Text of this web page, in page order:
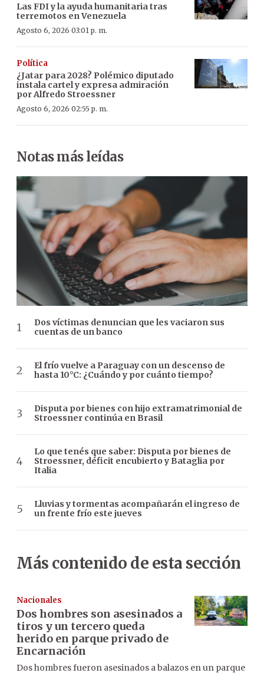
Las FDI y la ayuda humanitaria tras
terremotos en Venezuela
Agosto 6, 2026 03:01 p. m.
Política
¿Jatar para 2028? Polémico diputado
instala cartel y expresa admiración
por Alfredo Stroessner
Agosto 6, 2026 02:55 p. m.
Notas más leídas
Dos víctimas denuncian que les vaciaron sus
cuentas de un banco
El frío vuelve a Paraguay con un descenso de
hasta 10°C: ¿Cuándo y por cuánto tiempo?
Disputa por bienes con hijo extramatrimonial de
Stroessner continúa en Brasil
Lo que tenés que saber: Disputa por bienes de
Stroessner, déficit encubierto y Bataglia por
Italia
Lluvias y tormentas acompañarán el ingreso de
un frente frío este jueves
Más contenido de esta sección
Nacionales
Dos hombres son asesinados a
tiros y un tercero queda
herido en parque privado de
Encarnación
Dos hombres fueron asesinados a balazos en un parque